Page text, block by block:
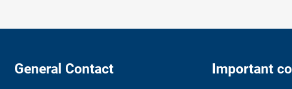
General Contact Important